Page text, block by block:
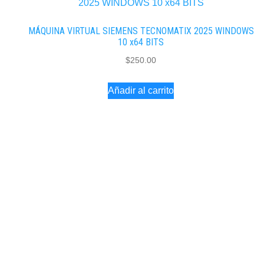
MÁQUINA VIRTUAL SIEMENS TECNOMATIX 2025 WINDOWS
10 x64 BITS
$250.00
Añadir al carrito